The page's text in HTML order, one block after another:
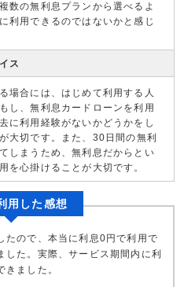
数の無利息プランから選べるよ
利用できるのではないかと感じ
ス
場合には、はじめて利用する人
し、無利息カードローンを利用
に利用経験がないかどうかをし
大切です。また、30日間の無利
しまうため、無利息だからとい
を心掛けることが大切です。
用した感想
たので、本当に利息0円で利用で
した。実際、サービス期間内に利
ました。